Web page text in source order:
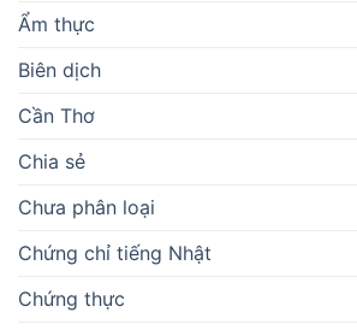
Ẩm thực
Biên dịch
Cần Thơ
Chia sẻ
Chưa phân loại
Chứng chỉ tiếng Nhật
Chứng thực